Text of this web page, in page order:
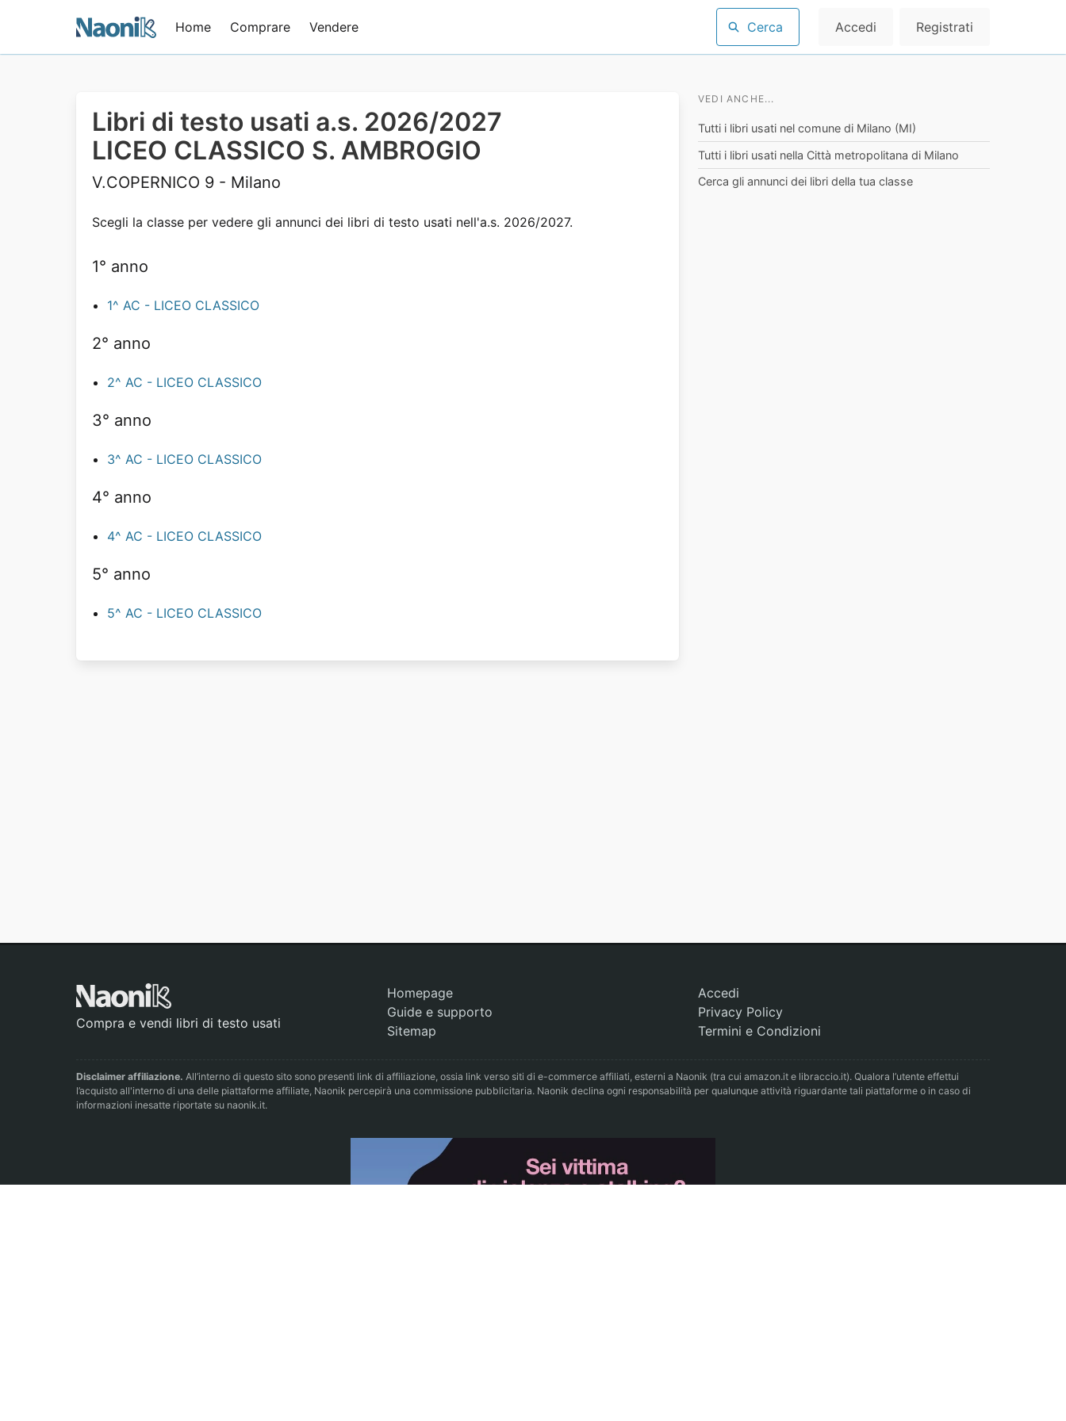
Home Comprare Vendere Cerca Accedi Registrati
Libri di testo usati a.s. 2026/2027
LICEO CLASSICO S. AMBROGIO
V.COPERNICO 9 - Milano
Scegli la classe per vedere gli annunci dei libri di testo usati nell'a.s. 2026/2027.
1° anno
1^ AC - LICEO CLASSICO
2° anno
2^ AC - LICEO CLASSICO
3° anno
3^ AC - LICEO CLASSICO
4° anno
4^ AC - LICEO CLASSICO
5° anno
5^ AC - LICEO CLASSICO
VEDI ANCHE...
Tutti i libri usati nel comune di Milano (MI)
Tutti i libri usati nella Città metropolitana di Milano
Cerca gli annunci dei libri della tua classe
Compra e vendi libri di testo usati
Homepage
Guide e supporto
Sitemap
Accedi
Privacy Policy
Termini e Condizioni